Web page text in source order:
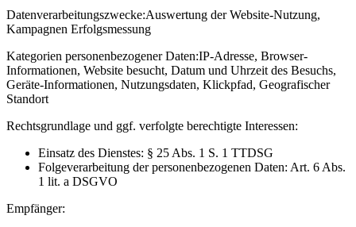
Datenverarbeitungszwecke:Auswertung der Website-Nutzung,
Kampagnen Erfolgsmessung
Kategorien personenbezogener Daten:IP-Adresse, Browser-
Informationen, Website besucht, Datum und Uhrzeit des Besuchs,
Geräte-Informationen, Nutzungsdaten, Klickpfad, Geografischer
Standort
Rechtsgrundlage und ggf. verfolgte berechtigte Interessen:
Einsatz des Dienstes: § 25 Abs. 1 S. 1 TTDSG
Folgeverarbeitung der personenbezogenen Daten: Art. 6 Abs.
1 lit. a DSGVO
Empfänger: